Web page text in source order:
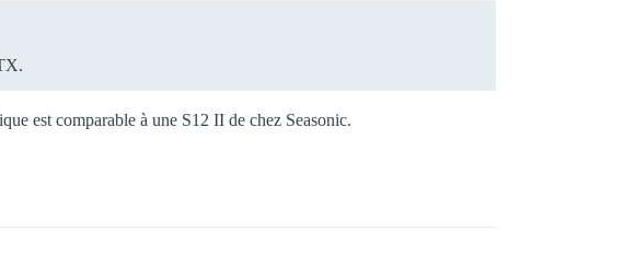
est comparable à une S12 II de chez Seasonic.